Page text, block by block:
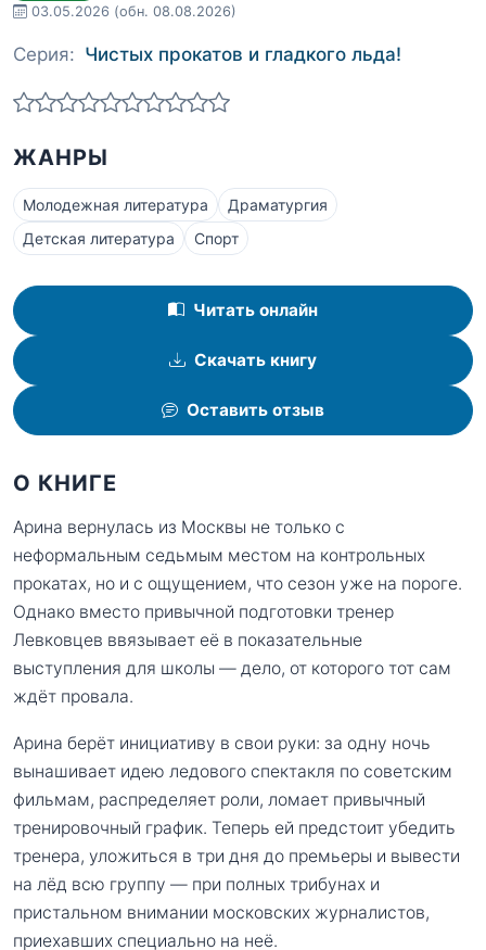
03.05.2026 (обн. 08.08.2026)
Серия: Чистых прокатов и гладкого льда!
ЖАНРЫ
Молодежная литература
Драматургия
Детская литература
Спорт
Читать онлайн
Скачать книгу
Оставить отзыв
О КНИГЕ
Арина вернулась из Москвы не только с
неформальным седьмым местом на контрольных
прокатах, но и с ощущением, что сезон уже на пороге.
Однако вместо привычной подготовки тренер
Левковцев ввязывает её в показательные
выступления для школы — дело, от которого тот сам
ждёт провала.
Арина берёт инициативу в свои руки: за одну ночь
вынашивает идею ледового спектакля по советским
фильмам, распределяет роли, ломает привычный
тренировочный график. Теперь ей предстоит убедить
тренера, уложиться в три дня до премьеры и вывести
на лёд всю группу — при полных трибунах и
пристальном внимании московских журналистов,
приехавших специально на неё.